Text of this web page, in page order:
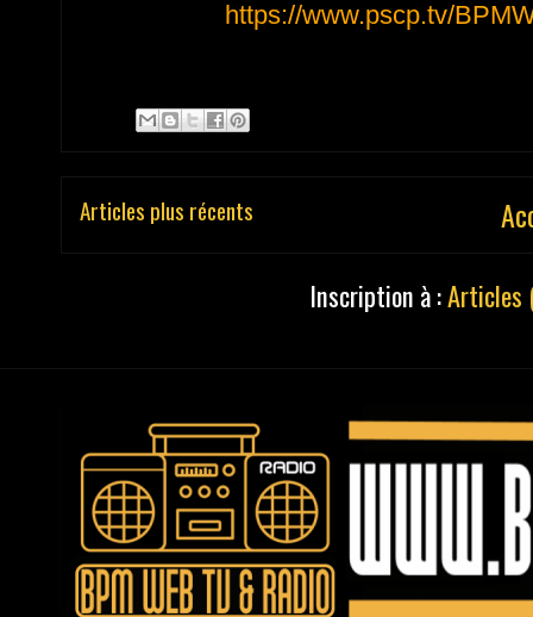
https://www.pscp.tv/
Articles plus récents
Inscription à :Articles